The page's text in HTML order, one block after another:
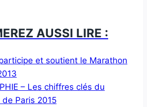
AUSSI LIRE :
et soutient le Marathon
– Les chiffres clés du
Paris 2015